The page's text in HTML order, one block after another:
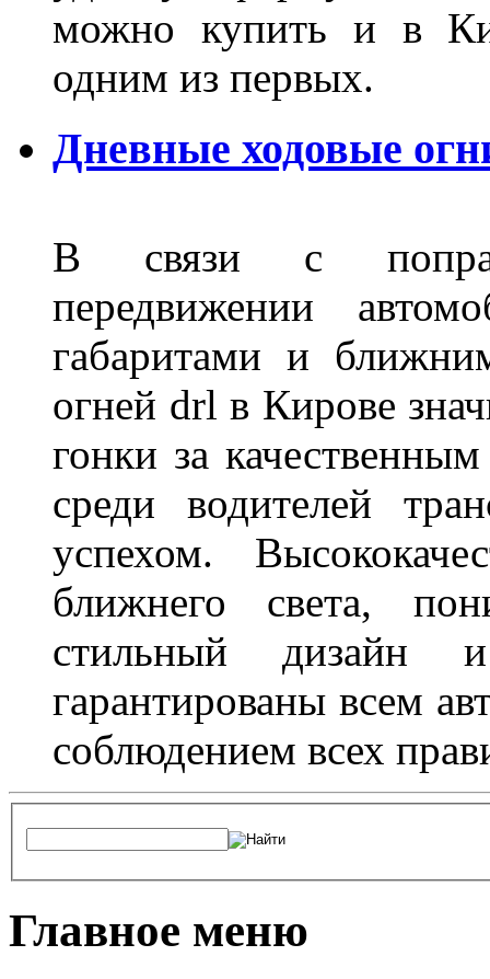
можно купить и в
одним из первых.
Дневные ходовые
В связи с
передвижении
габаритами и
огней drl в Кирове
гонки за
среди водителей
успехом.
ближнего света,
стильный дизайн
гарантированы всем
соблюдением всех
Главное меню